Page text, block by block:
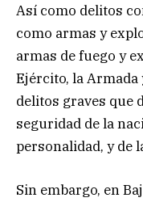
Así como delitos
como armas y
armas de fuego y
Ejército, la Armada
delitos graves que
seguridad de la
personalidad, y de
Sin embargo, en